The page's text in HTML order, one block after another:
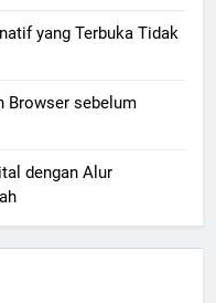
yang Terbuka Tidak
Browser sebelum
dengan Alur